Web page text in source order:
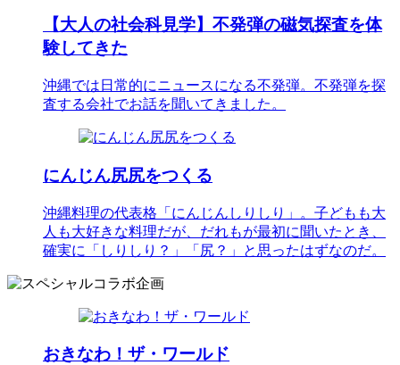
【大人の社会科見学】不発弾の磁気探査を体
験してきた
沖縄では日常的にニュースになる不発弾。不発弾を探
査する会社でお話を聞いてきました。
にんじん尻尻をつくる
沖縄料理の代表格「にんじんしりしり」。子どもも大
人も大好きな料理だが、だれもが最初に聞いたとき、
確実に「しりしり？」「尻？」と思ったはずなのだ。
おきなわ！ザ・ワールド